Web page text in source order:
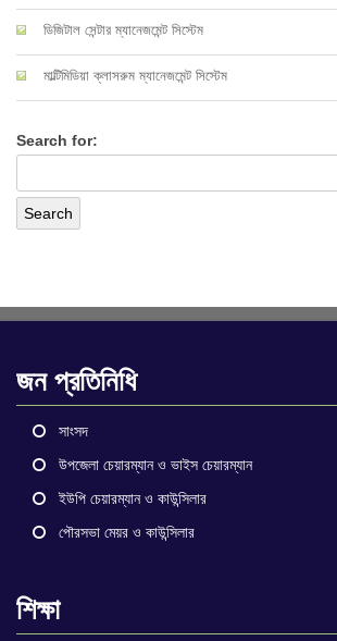
ডিজিটাল সেন্টার ম্যানেজমেন্ট সিস্টেম
মাল্টিমিডিয়া ক্লাসরুম ম্যানেজমেন্ট সিস্টেম
Search for:
জন প্রতিনিধি
সাংসদ
উপজেলা চেয়ারম্যান ও ভাইস চেয়ারম্যান
ইউপি চেয়ারম্যান ও কাউন্সিলার
পৌরসভা মেয়র ও কাউন্সিলার
শিক্ষা